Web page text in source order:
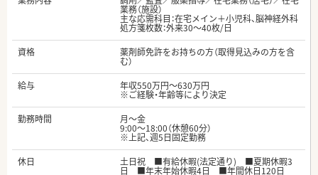
業務（施設）
主な応需科目：在宅メイン＋小児科、脳神経外科
処方箋枚数：外来30～40枚/日
資格
薬剤師免許をお持ちの方（取得見込みの方を含
む）
給与
年収550万円～630万円
※ご経験・年齢等により決定
勤務時間
月～金
9:00～18:00（休憩60分）
※上記、週5日固定勤務
休日
土日祝 ■有給休暇(法定通り) ■夏期休暇3
日 ■年末年始休暇4日 ■年間休日120日